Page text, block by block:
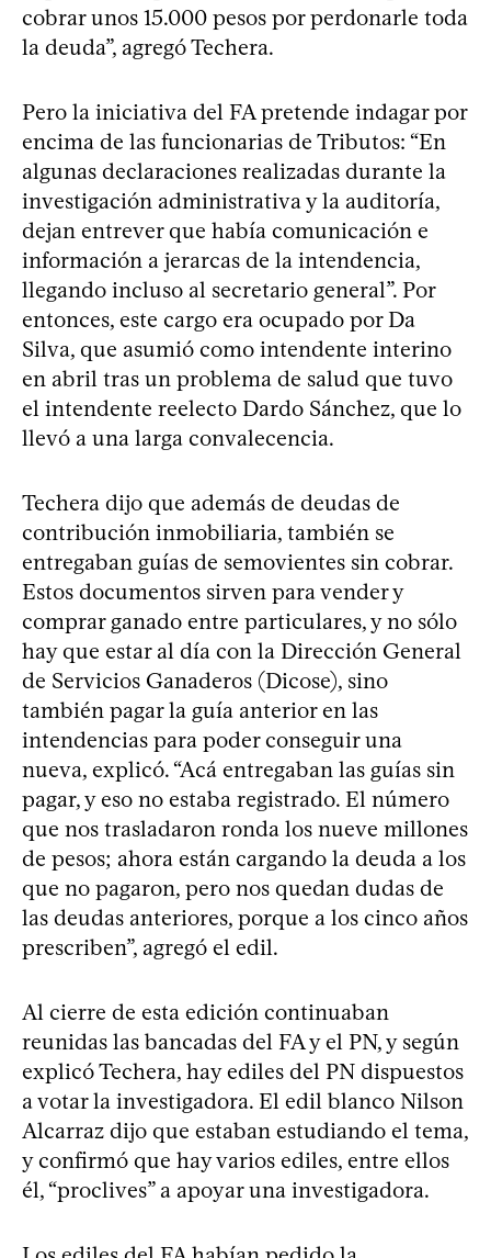
cobrar unos 15.000 pesos por perdonarle toda
la deuda”, agregó Techera.
Pero la iniciativa del FA pretende indagar por
encima de las funcionarias de Tributos: “En
algunas declaraciones realizadas durante la
investigación administrativa y la auditoría,
dejan entrever que había comunicación e
información a jerarcas de la intendencia,
llegando incluso al secretario general”. Por
entonces, este cargo era ocupado por Da
Silva, que asumió como intendente interino
en abril tras un problema de salud que tuvo
el intendente reelecto Dardo Sánchez, que lo
llevó a una larga convalecencia.
Techera dijo que además de deudas de
contribución inmobiliaria, también se
entregaban guías de semovientes sin cobrar.
Estos documentos sirven para vender y
comprar ganado entre particulares, y no sólo
hay que estar al día con la Dirección General
de Servicios Ganaderos (Dicose), sino
también pagar la guía anterior en las
intendencias para poder conseguir una
nueva, explicó. “Acá entregaban las guías sin
pagar, y eso no estaba registrado. El número
que nos trasladaron ronda los nueve millones
de pesos; ahora están cargando la deuda a los
que no pagaron, pero nos quedan dudas de
las deudas anteriores, porque a los cinco años
prescriben”, agregó el edil.
Al cierre de esta edición continuaban
reunidas las bancadas del FA y el PN, y según
explicó Techera, hay ediles del PN dispuestos
a votar la investigadora. El edil blanco Nilson
Alcarraz dijo que estaban estudiando el tema,
y confirmó que hay varios ediles, entre ellos
él, “proclives” a apoyar una investigadora.